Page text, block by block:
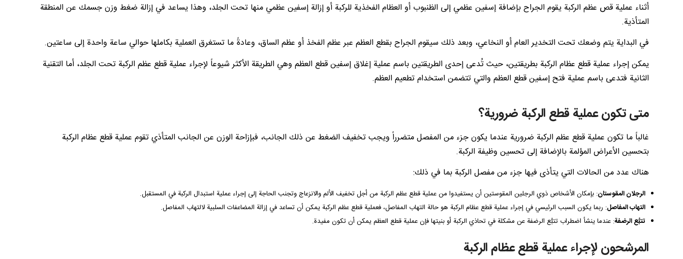
أثناء عملية قص عظم الركبة يقوم الجراح بإضافة إسفين عظمي إلى الظنبوب أو العظام الفخذية للركبة أو إزالة إسفين عظمي منها تحت الجلد، وهذا يساعد في إزالة ضغط وزن جسمك عن المنطقة
المتأذية.
في البداية يتم وضعك تحت التخدير العام أو النخاعي، وبعد ذلك سيقوم الجراح بقطع العظم عبر عظم الفخذ أو عظم الساق، وعادةً ما تستغرق العملية بكاملها حوالي ساعة واحدة إلى ساعتين.
يمكن إجراء عملية قطع عظام الركبة بطريقتين، حيث تُدعى إحدى الطريقتين باسم عملية إغلاق إسفين قطع العظم وهي الطريقة الأكثر شيوعاً لإجراء عملية قطع عظم الركبة تحت الجلد، أما التقنية
الثانية فتدعى باسم عملية فتح إسفين قطع العظم والتي تتضمن استخدام تطعيم العظم.
متى تكون عملية قطع الركبة ضرورية؟
غالباً ما تكون عملية قطع عظم الركبة ضرورية عندما يكون جزء من المفصل متضرراً ويجب تخفيف الضغط عن ذلك الجانب، فبإزاحة الوزن عن الجانب المتأذي تقوم عملية قطع عظام الركبة
بتحسين الأعراض المؤلمة بالإضافة إلى تحسين وظيفة الركبة.
هناك عدد من الحالات التي يتأذى فيها جزء من مفصل الركبة بما في ذلك:
الرجلان المقوستان: بإمكان الأشخاص ذوي الرجلين المقوستين أن يستفيدوا من عملية قطع عظم الركبة من أجل تخفيف الألم والانزعاج وتجنب الحاجة إلى إجراء عملية استبدال الركبة في المستقبل.
التهاب المفاصل: ربما يكون السبب الرئيسي في إجراء عملية قطع عظام الركبة هو حالة التهاب المفاصل، فعملية قطع عظم الركبة يمكن أن تساعد في إزالة المضاعفات السلبية لالتهاب المفاصل.
تتبُّع الرضفة: عندما ينشأ اضطراب تتبُّع الرضفة عن مشكلة في تحاذي الركبة أو بنيتها فإن عملية قطع العظم يمكن أن تكون مفيدة.
المرشحون لإجراء عملية قطع عظام الركبة